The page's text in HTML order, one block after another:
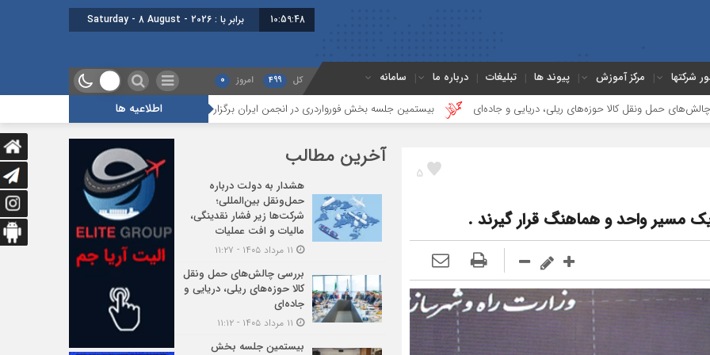
10:59:49 برابر با : Saturday - 8 August - 2026
شرکتها مرکز آموزش پیوند ها تبلیغات درباره ما سامانه کل 499 امروز 0
اطلاعیه ها ریلی، دریایی و جاده‌ای بیستمین جلسه بخش فورواردری در انجمن ایران برگزار شد هجدهمین جلسه بخش جاده ای برگزار شد
5
مسیر واحد و هماهنگ قرار گیرند .
آخرین مطالب
هشدار به دولت درباره
حمل‌ونقل بین‌المللی؛
شرکت‌ها زیر فشار نقدینگی،
مالیات و افت عملیات
بررسی چالش‌های حمل ونقل
کالا حوزه‌های ریلی، دریایی و
جاده‌ای
بیستمین جلسه بخش